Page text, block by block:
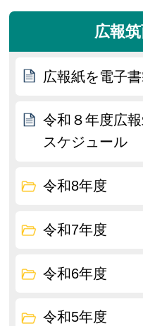
広報
広報紙を電子
令和８年度広
スケジュール
令和8年度
令和7年度
令和6年度
令和5年度